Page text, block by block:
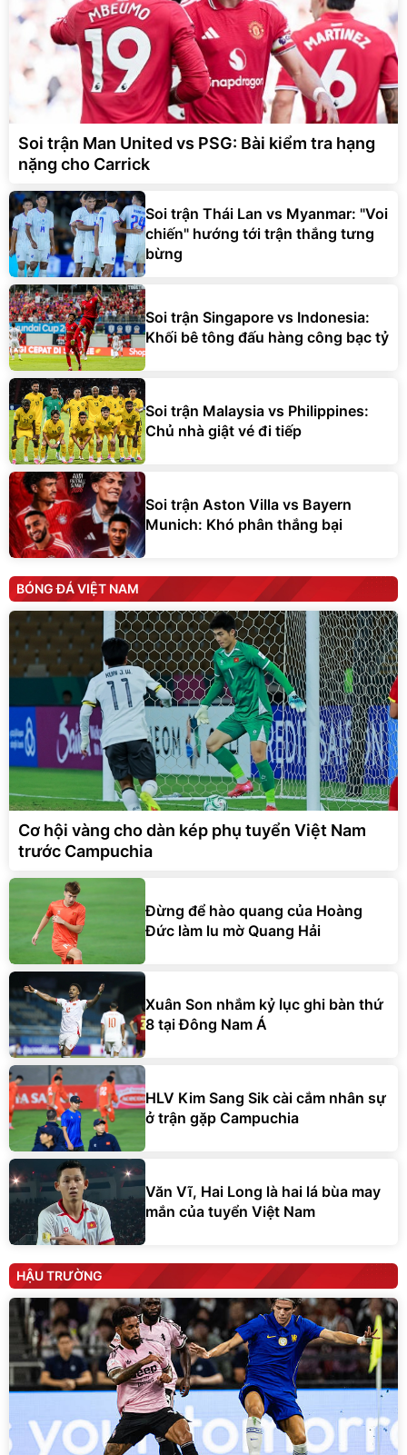
Soi trận Man United vs PSG: Bài kiểm tra hạng
nặng cho Carrick
Soi trận Thái Lan vs Myanmar: "Voi
chiến" hướng tới trận thắng tưng
bừng
Soi trận Singapore vs Indonesia:
Khối bê tông đấu hàng công bạc tỷ
Soi trận Malaysia vs Philippines:
Chủ nhà giật vé đi tiếp
Soi trận Aston Villa vs Bayern
Munich: Khó phân thắng bại
BÓNG ĐÁ VIỆT NAM
Cơ hội vàng cho dàn kép phụ tuyển Việt Nam
trước Campuchia
Đừng để hào quang của Hoàng
Đức làm lu mờ Quang Hải
Xuân Son nhắm kỷ lục ghi bàn thứ
8 tại Đông Nam Á
HLV Kim Sang Sik cài cắm nhân sự
ở trận gặp Campuchia
Văn Vĩ, Hai Long là hai lá bùa may
mắn của tuyển Việt Nam
HẬU TRƯỜNG